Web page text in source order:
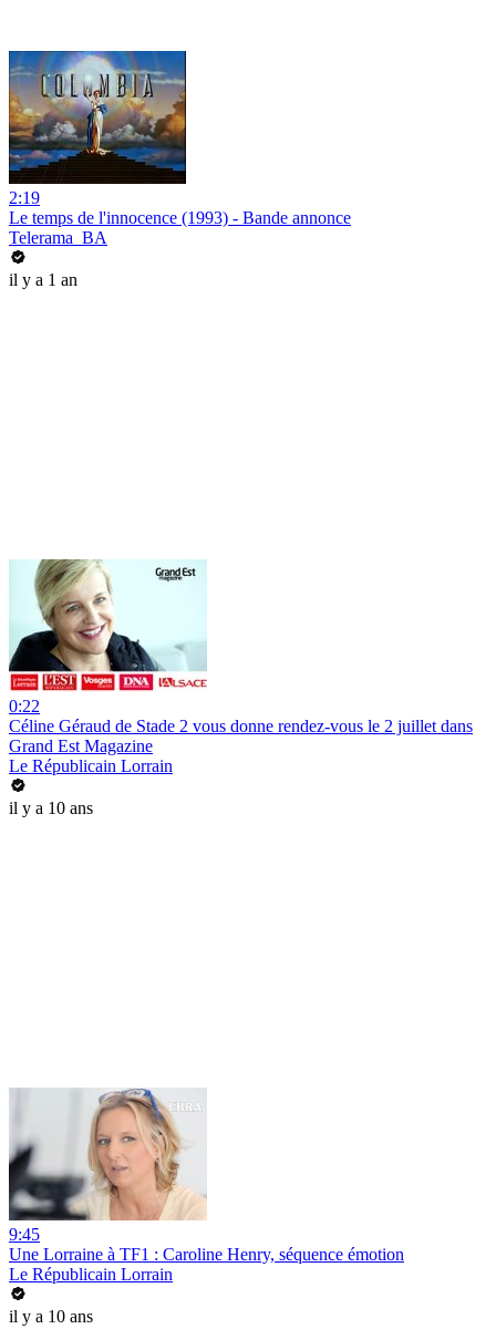
2:19
Le temps de l'innocence (1993) - Bande annonce
Telerama_BA
il y a 1 an
0:22
Céline Géraud de Stade 2 vous donne rendez-vous le 2 juillet dans
Grand Est Magazine
Le Républicain Lorrain
il y a 10 ans
9:45
Une Lorraine à TF1 : Caroline Henry, séquence émotion
Le Républicain Lorrain
il y a 10 ans